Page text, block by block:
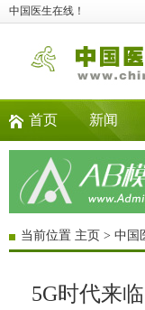
中国医生在线！
首页 新闻
当前位置 主页 > 中国
5G时代来